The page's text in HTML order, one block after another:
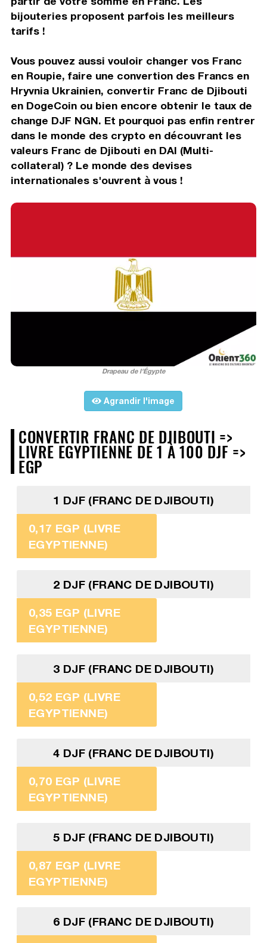
bijouteries proposent parfois les meilleurs
tarifs !
Vous pouvez aussi vouloir changer vos Franc
en Roupie, faire une convertion des Francs en
Hryvnia Ukrainien, convertir Franc de Djibouti
en DogeCoin ou bien encore obtenir le taux de
change DJF NGN. Et pourquoi pas enfin rentrer
dans le monde des crypto en découvrant les
valeurs Franc de Djibouti en DAI (Multi-
collateral) ? Le monde des devises
internationales s'ouvrent à vous !
Drapeau de l'Égypte
Agrandir l'image
CONVERTIR FRANC DE DJIBOUTI =>
LIVRE EGYPTIENNE DE 1 À 100 DJF =>
EGP
1 DJF (FRANC DE DJIBOUTI)
0,17 EGP (LIVRE
EGYPTIENNE)
2 DJF (FRANC DE DJIBOUTI)
0,35 EGP (LIVRE
EGYPTIENNE)
3 DJF (FRANC DE DJIBOUTI)
0,52 EGP (LIVRE
EGYPTIENNE)
4 DJF (FRANC DE DJIBOUTI)
0,70 EGP (LIVRE
EGYPTIENNE)
5 DJF (FRANC DE DJIBOUTI)
0,87 EGP (LIVRE
EGYPTIENNE)
6 DJF (FRANC DE DJIBOUTI)